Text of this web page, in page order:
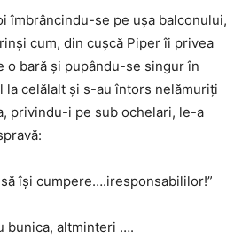
îmbrâncindu-se pe ușa balconului,
cum, din cușcă Piper îi privea
o bară și pupându-se singur în
la celălalt și s-au întors nelămuriți
privindu-i pe sub ochelari, le-a
își cumpere….iresponsabililor!”
bunica, altminteri ….